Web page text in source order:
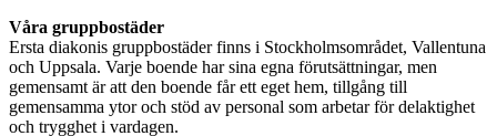
Våra gruppbostäder
Ersta diakonis gruppbostäder finns i Stockholmsområdet, Vallentuna
och Uppsala. Varje boende har sina egna förutsättningar, men
gemensamt är att den boende får ett eget hem, tillgång till
gemensamma ytor och stöd av personal som arbetar för delaktighet
och trygghet i vardagen.